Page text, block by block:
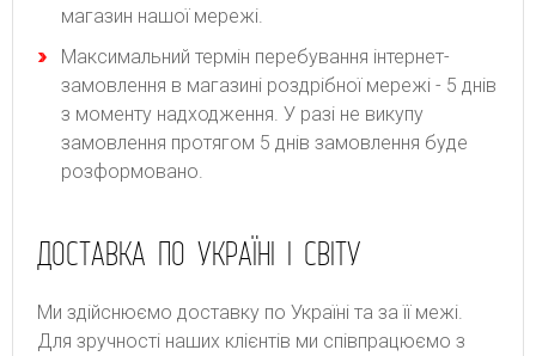
магазин нашої мережі.
Максимальний термін перебування інтернет-
замовлення в магазині роздрібної мережі - 5 днів
з моменту надходження. У разі не викупу
замовлення протягом 5 днів замовлення буде
розформовано.
ДОСТАВКА ПО УКРАЇНІ І СВІТУ
Ми здійснюємо доставку по Україні та за її межі.
Для зручності наших клієнтів ми співпрацюємо з